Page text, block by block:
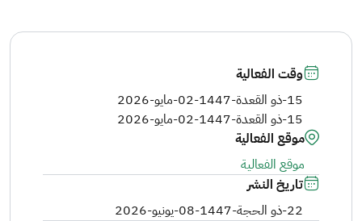
وقت الفعالية
15-ذو القعدة-1447
-02-مايو-2026
15-ذو القعدة-1447
-02-مايو-2026
موقع الفعالية
موقع الفعالية
تاريخ النشر
22-ذو الحجة-1447
-08-يونيو-2026